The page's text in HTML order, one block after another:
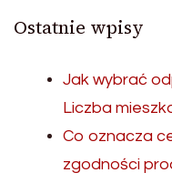
Ostatnie wpisy
Jak wybrać
Liczba
Co oznacza
zgodności